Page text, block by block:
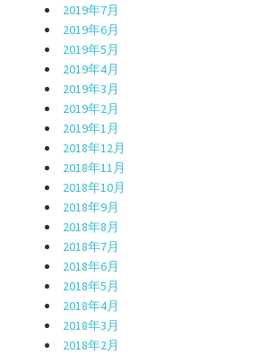
2019年7月
2019年6月
2019年5月
2019年4月
2019年3月
2019年2月
2019年1月
2018年12月
2018年11月
2018年10月
2018年9月
2018年8月
2018年7月
2018年6月
2018年5月
2018年4月
2018年3月
2018年2月